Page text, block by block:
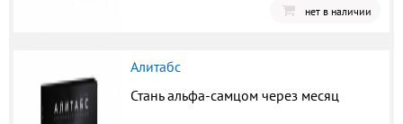
нет в наличии
Алитабс
Стань альфа-самцом через месяц